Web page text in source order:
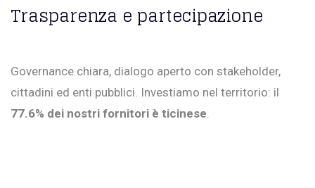
Trasparenza e partecipazione
Governance chiara, dialogo aperto con stakeholder,
cittadini ed enti pubblici. Investiamo nel territorio: il
77.6% dei nostri fornitori è ticinese.